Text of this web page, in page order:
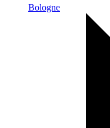
Bologne